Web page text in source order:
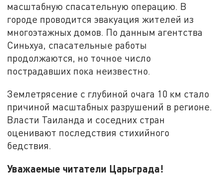
масштабную спасательную операцию. В
городе проводится эвакуация жителей из
многоэтажных домов. По данным агентства
Синьхуа, спасательные работы
продолжаются, но точное число
пострадавших пока неизвестно.
Землетрясение с глубиной очага 10 км стало
причиной масштабных разрушений в регионе.
Власти Таиланда и соседних стран
оценивают последствия стихийного
бедствия.
Уважаемые читатели Царьграда!